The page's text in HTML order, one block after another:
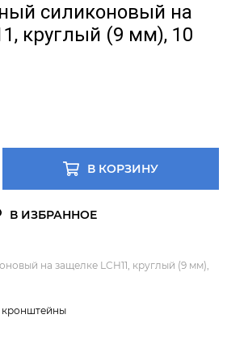
силиконовый на
круглый (9 мм), 10
В КОРЗИНУ
на защелке LCH11, круглый (9 мм),